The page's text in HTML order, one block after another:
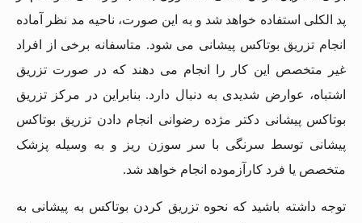
پد الکلی استفاده خواهد شد و به این صورت، ناحیه مد نظر آماده
انجام تزریق بوتاکس پیشانی می شود. متاسفانه برخی از افراد
غیر متخصص این کار را انجام می دهند که در صورت تزریق
اشتباه، عوارض شدیدی به دنبال دارد. بنابراین در مرکز تزریق
بوتاکس پیشانی دکتر مژده رضوانی انجام دادن تزریق بوتاکس
پیشانی توسط سرنگی با سر سوزن ریز و به وسیله پزشک
متخصص یا فرد کارآزموده انجام خواهد شد.
توجه داشته باشید که نحوه تزریق‌ کردن بوتاکس به پیشانی به